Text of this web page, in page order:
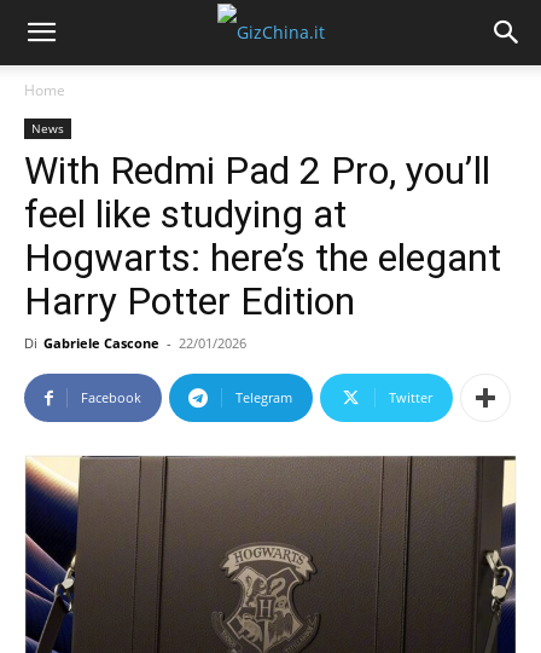
Home
News
With Redmi Pad 2 Pro, you’ll
feel like studying at
Hogwarts: here’s the elegant
Harry Potter Edition
Di Gabriele Cascone - 22/01/2026
Facebook Telegram Twitter